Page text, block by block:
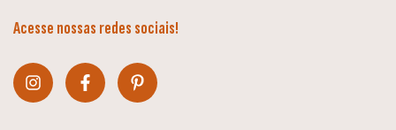
Acesse nossas redes sociais!